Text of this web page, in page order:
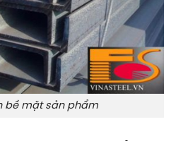
bề mặt sản phẩm